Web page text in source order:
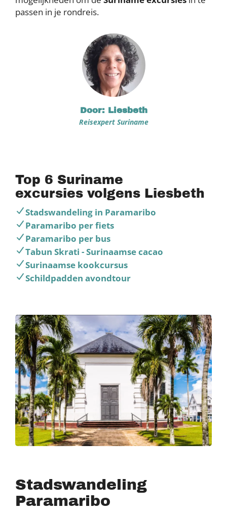
passen in je rondreis.
Door: Liesbeth
Reisexpert Suriname
Top 6 Suriname
excursies volgens Liesbeth
Stadswandeling in Paramaribo
Paramaribo per fiets
Paramaribo per bus
Tabun Skrati - Surinaamse cacao
Surinaamse kookcursus
Schildpadden avondtour
Stadswandeling
Paramaribo